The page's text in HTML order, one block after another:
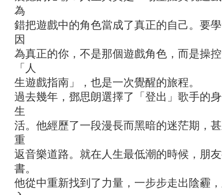
為
錯把遊戲中的角色當成了真正的自己。要
因
為真正的你，不是那個遊戲角色，而是操
「人
生遊戲指南」，也是一次覺醒的旅程。
過去幾年，鄧思朗選擇了「登出」歌手的
生
活。他經歷了一段漫長而黑暗的迷茫期，
重
返音樂道路。就在人生最低潮的時候，朋
書。
他從中重新找到了力量，一步步走出陰霾